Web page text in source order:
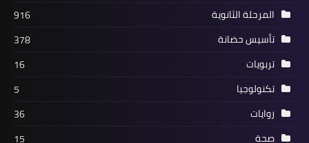
المرحلة الثانوية
916
تأسيس حضانة
378
تربويات
16
تكنولوجيا
5
روايات
36
صحة
15